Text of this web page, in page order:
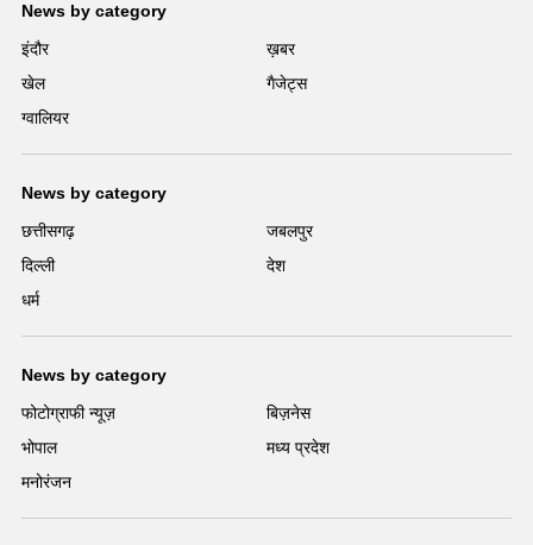
News by category
इंदौर
ख़बर
खेल
गैजेट्स
ग्वालियर
News by category
छत्तीसगढ़
जबलपुर
दिल्ली
देश
धर्म
News by category
फोटोग्राफी न्यूज़
बिज़नेस
भोपाल
मध्य प्रदेश
मनोरंजन